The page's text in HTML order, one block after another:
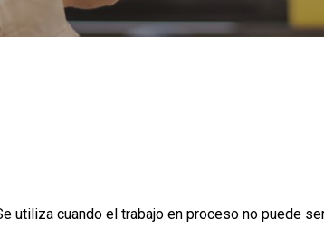
utiliza cuando el trabajo en proceso no puede